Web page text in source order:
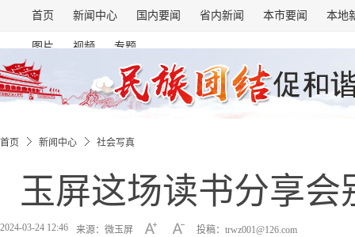
首页 新闻中心 国内要闻 省内新闻 本市要闻 本地
图片 视频 专题
首页 新闻中心 社会写真
玉屏这场读书分享会
2024-03-24 12:46 来源：微玉屏 投稿：trwz001@126.com